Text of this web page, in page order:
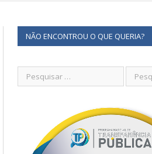
NÃO ENCONTROU O QUE QUERIA?